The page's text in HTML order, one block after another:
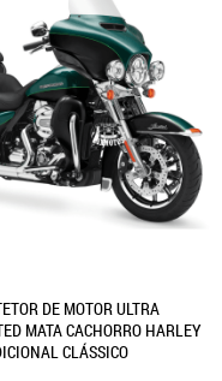
DE MOTOR ULTRA
MATA CACHORRO HARLEY
CLÁSSICO